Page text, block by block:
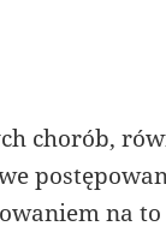
chorób,
na to